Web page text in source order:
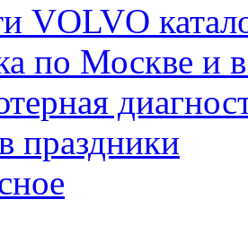
VOLVO
по Москве и
праздники